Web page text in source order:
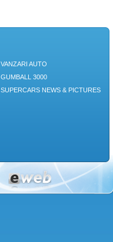
VANZARI AUTO
GUMBALL 3000
SUPERCARS NEWS & PICTURES